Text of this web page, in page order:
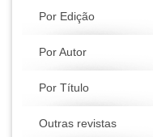
Por Edição
Por Autor
Por Título
Outras revistas